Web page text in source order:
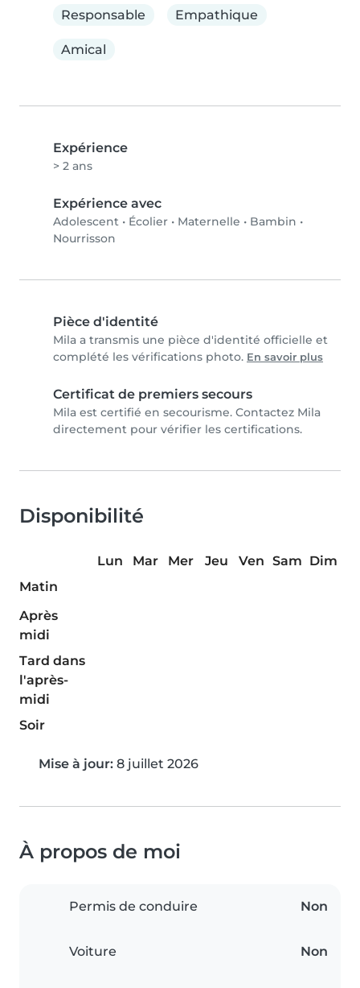
Responsable
Empathique
Amical
Expérience
> 2 ans
Expérience avec
Adolescent • Écolier • Maternelle • Bambin •
Nourrisson
Pièce d'identité
Mila a transmis une pièce d'identité officielle et
complété les vérifications photo. En savoir plus
Certificat de premiers secours
Mila est certifié en secourisme. Contactez Mila
directement pour vérifier les certifications.
Disponibilité
Lun Mar Mer Jeu Ven Sam Dim
Matin
Après
midi
Tard dans
l'après-
midi
Soir
Mise à jour: 8 juillet 2026
À propos de moi
Permis de conduire Non
Voiture Non